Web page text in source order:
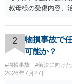
叔母様の受傷内容、
確認する必要があり
は、弁護士が介入
で、以下の資料・情
をお勧めいたします
示書類 ・叔母様の診
・入院の有無、通院
2
物損事故で
可能か？
#物損事故 #解決に向け
2026年7月27日